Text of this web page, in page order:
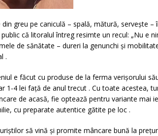
greu pe caniculă – spală, mătură, servește –
public că litoralul întreg resimte un recul: „Nu e
de sănătate – dureri la genunchi și
.
e făcut cu produse de la ferma verișorului
1-4 lei față de anul trecut . Cu toate acestea,
de acasă, fie optează pentru variante mai
cu preparate autentice gătite pe loc .
să vină și promite mâncare bună la